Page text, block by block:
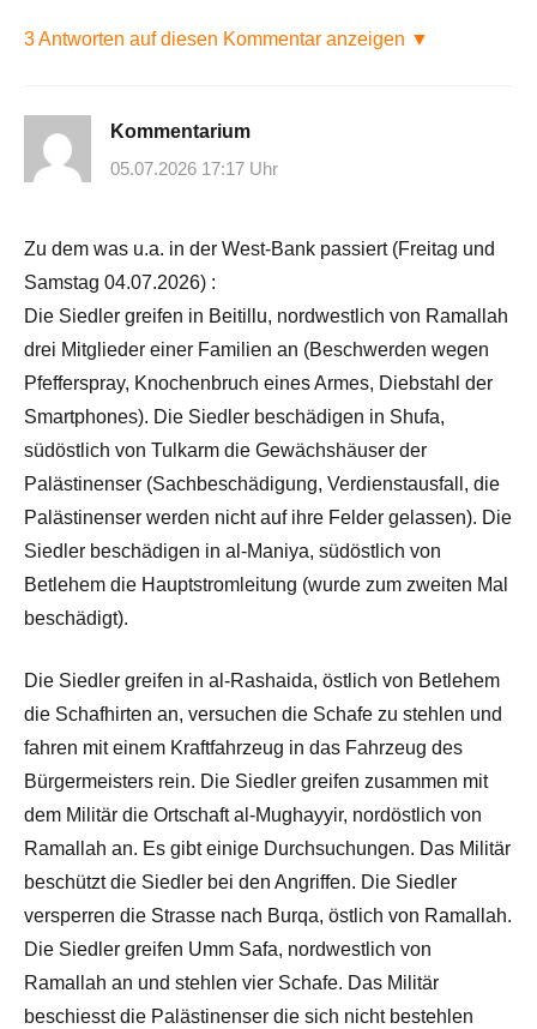
3 Antworten auf diesen Kommentar anzeigen ▼
Kommentarium
05.07.2026 17:17 Uhr
Zu dem was u.a. in der West-Bank passiert (Freitag und
Samstag 04.07.2026) :
Die Siedler greifen in Beitillu, nordwestlich von Ramallah
drei Mitglieder einer Familien an (Beschwerden wegen
Pfefferspray, Knochenbruch eines Armes, Diebstahl der
Smartphones). Die Siedler beschädigen in Shufa,
südöstlich von Tulkarm die Gewächshäuser der
Palästinenser (Sachbeschädigung, Verdienstausfall, die
Palästinenser werden nicht auf ihre Felder gelassen). Die
Siedler beschädigen in al-Maniya, südöstlich von
Betlehem die Hauptstromleitung (wurde zum zweiten Mal
beschädigt).
Die Siedler greifen in al-Rashaida, östlich von Betlehem
die Schafhirten an, versuchen die Schafe zu stehlen und
fahren mit einem Kraftfahrzeug in das Fahrzeug des
Bürgermeisters rein. Die Siedler greifen zusammen mit
dem Militär die Ortschaft al-Mughayyir, nordöstlich von
Ramallah an. Es gibt einige Durchsuchungen. Das Militär
beschützt die Siedler bei den Angriffen. Die Siedler
versperren die Strasse nach Burqa, östlich von Ramallah.
Die Siedler greifen Umm Safa, nordwestlich von
Ramallah an und stehlen vier Schafe. Das Militär
beschiesst die Palästinenser die sich nicht bestehlen